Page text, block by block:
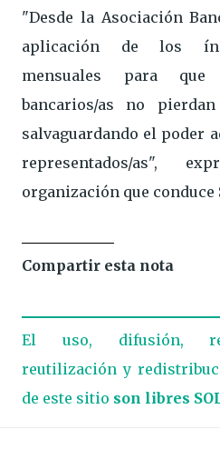
"Desde la Asociación
aplicación de los
mensuales para que
bancarios/as no
salvaguardando el poder
representados/as",
organización que conduce
Compartir esta nota
El uso, difusión,
reutilización y
de este sitio son libres